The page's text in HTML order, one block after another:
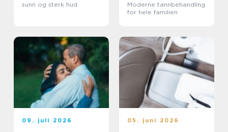
sunn og sterk hud
Moderne tannbehandling
for hele familien
09. juli 2026 05. juni 2026